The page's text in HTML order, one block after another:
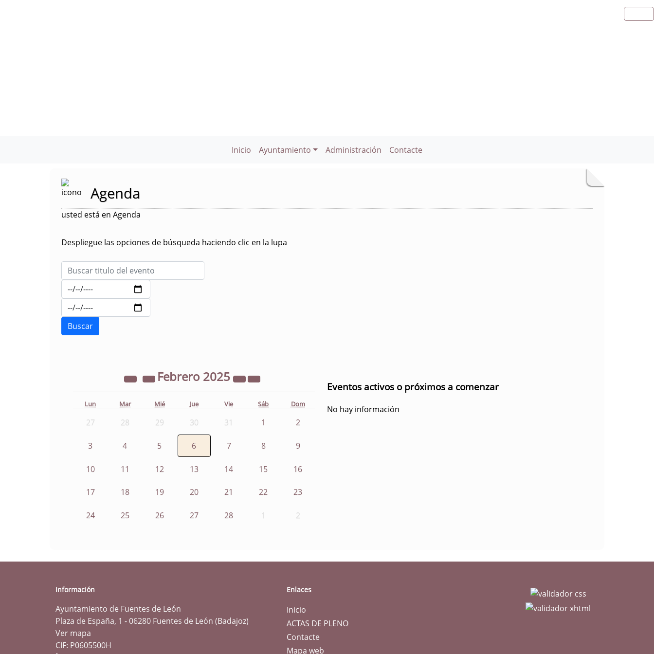
Inicio Ayuntamiento Administración Contacte
Agenda
usted está en Agenda
Despliegue las opciones de búsqueda haciendo clic en la lupa
Febrero 2025
Lun Mar Mié Jue Vie Sáb Dom
27 28 29 30 31 1 2
3 4 5 6 7 8 9
10 11 12 13 14 15 16
17 18 19 20 21 22 23
24 25 26 27 28 1 2
Eventos activos o próximos a comenzar
No hay información
Información
Ayuntamiento de Fuentes de León
Plaza de España, 1 - 06280 Fuentes de León (Badajoz)
Ver mapa
CIF: P0605500H
Enlaces
Inicio
ACTAS DE PLENO
Contacte
Mapa web